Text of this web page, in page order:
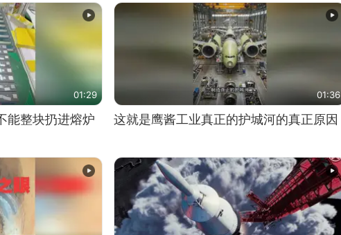
01:29
能整块扔进熔炉
01:36
这就是鹰酱工业真正的护城河的真正原因